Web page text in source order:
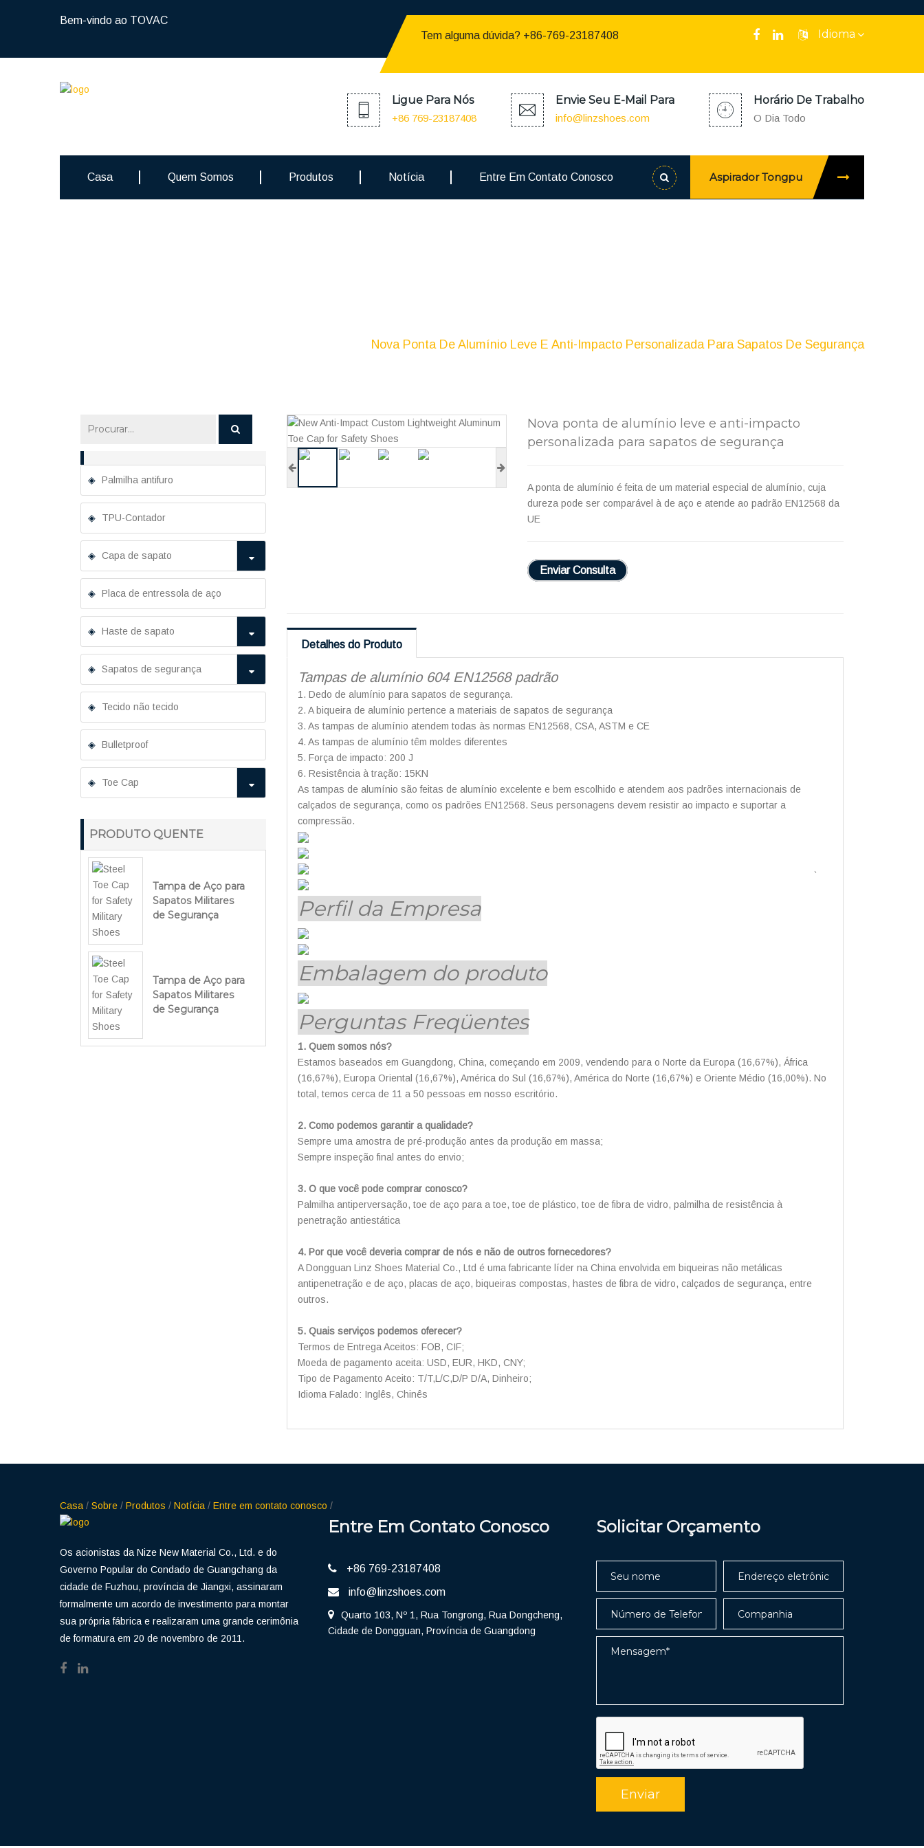
Bem-vindo ao TOVAC
Idioma
Tem alguma dúvida? +86-769-23187408
Ligue Para Nós
+86 769-23187408
Envie Seu E-Mail Para
info@linzshoes.com
Horário De Trabalho
O Dia Todo
Casa Quem Somos Produtos Notícia Entre Em Contato Conosco Aspirador Tongpu
Nova Ponta De Alumínio Leve E Anti-Impacto Personalizada Para Sapatos De Segurança
Nova ponta de alumínio leve e anti-impacto
personalizada para sapatos de segurança
A ponta de alumínio é feita de um material especial de alumínio, cuja
dureza pode ser comparável à de aço e atende ao padrão EN12568 da
UE
Enviar Consulta
Detalhes do Produto
Tampas de alumínio 604 EN12568 padrão
1. Dedo de alumínio para sapatos de segurança.
2. A biqueira de alumínio pertence a materiais de sapatos de segurança
3. As tampas de alumínio atendem todas às normas EN12568, CSA, ASTM e CE
4. As tampas de alumínio têm moldes diferentes
5. Força de impacto: 200 J
6. Resistência à tração: 15KN
As tampas de alumínio são feitas de alumínio excelente e bem escolhido e atendem aos padrões internacionais de
calçados de segurança, como os padrões EN12568. Seus personagens devem resistir ao impacto e suportar a
compressão.
Perfil da Empresa
Embalagem do produto
Perguntas Freqüentes
1. Quem somos nós?
Estamos baseados em Guangdong, China, começando em 2009, vendendo para o Norte da Europa (16,67%), África
(16,67%), Europa Oriental (16,67%), América do Sul (16,67%), América do Norte (16,67%) e Oriente Médio (16,00%). No
total, temos cerca de 11 a 50 pessoas em nosso escritório.
2. Como podemos garantir a qualidade?
Sempre uma amostra de pré-produção antes da produção em massa;
Sempre inspeção final antes do envio;
3. O que você pode comprar conosco?
Palmilha antiperversação, toe de aço para a toe, toe de plástico, toe de fibra de vidro, palmilha de resistência à
penetração antiestática
4. Por que você deveria comprar de nós e não de outros fornecedores?
A Dongguan Linz Shoes Material Co., Ltd é uma fabricante líder na China envolvida em biqueiras não metálicas
antipenetração e de aço, placas de aço, biqueiras compostas, hastes de fibra de vidro, calçados de segurança, entre
outros.
5. Quais serviços podemos oferecer?
Termos de Entrega Aceitos: FOB, CIF;
Moeda de pagamento aceita: USD, EUR, HKD, CNY;
Tipo de Pagamento Aceito: T/T,L/C,D/P D/A, Dinheiro;
Idioma Falado: Inglês, Chinês
Palmilha antifuro
TPU-Contador
Capa de sapato
Placa de entressola de aço
Haste de sapato
Sapatos de segurança
Tecido não tecido
Bulletproof
Toe Cap
PRODUTO QUENTE
Tampa de Aço para
Sapatos Militares
de Segurança
Tampa de Aço para
Sapatos Militares
de Segurança
Casa / Sobre / Produtos / Notícia / Entre em contato conosco /
Os acionistas da Nize New Material Co., Ltd. e do
Governo Popular do Condado de Guangchang da
cidade de Fuzhou, província de Jiangxi, assinaram
formalmente um acordo de investimento para montar
sua própria fábrica e realizaram uma grande cerimônia
de formatura em 20 de novembro de 2011.
Entre Em Contato Conosco
+86 769-23187408
info@linzshoes.com
Quarto 103, Nº 1, Rua Tongrong, Rua Dongcheng,
Cidade de Dongguan, Província de Guangdong
Solicitar Orçamento
Enviar